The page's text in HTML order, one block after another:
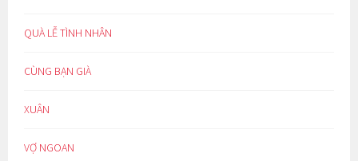
QUÀ LỄ TÌNH NHÂN
CÙNG BẠN GIÀ
XUÂN
VỢ NGOAN